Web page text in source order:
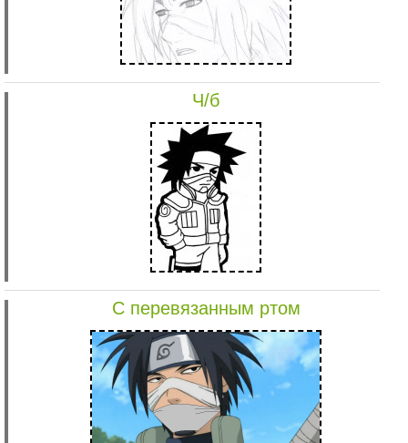
Ч/б
С перевязанным ртом